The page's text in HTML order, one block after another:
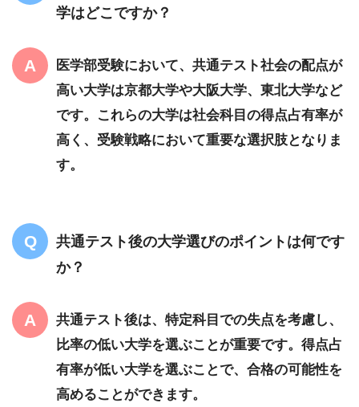
学はどこですか？
医学部受験において、共通テスト社会の配点が
高い大学は京都大学や大阪大学、東北大学など
です。これらの大学は社会科目の得点占有率が
高く、受験戦略において重要な選択肢となりま
す。
共通テスト後の大学選びのポイントは何です
か？
共通テスト後は、特定科目での失点を考慮し、
比率の低い大学を選ぶことが重要です。得点占
有率が低い大学を選ぶことで、合格の可能性を
高めることができます。